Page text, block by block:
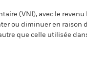
(VNI), avec le
ou diminuer en raison
que celle utilisée